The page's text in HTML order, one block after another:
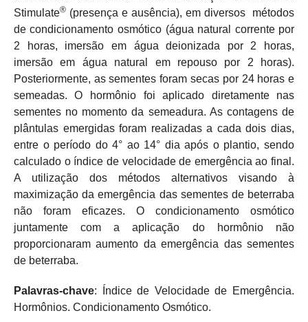
Stimulate®(presença e ausência), em diversos métodos
de condicionamento osmótico (água natural corrente por
2 horas, imersão em água deionizada por 2 horas,
imersão em água natural em repouso por 2 horas).
Posteriormente, as sementes foram secas por 24 horas e
semeadas. O hormônio foi aplicado diretamente nas
sementes no momento da semeadura. As contagens de
plântulas emergidas foram realizadas a cada dois dias,
entre o período do 4° ao 14° dia após o plantio, sendo
calculado o índice de velocidade de emergência ao final.
A utilização dos métodos alternativos visando à
maximização da emergência das sementes de beterraba
não foram eficazes. O condicionamento osmótico
juntamente com a aplicação do hormônio não
proporcionaram aumento da emergência das sementes
de beterraba.
Palavras-chave: Índice de Velocidade de Emergência.
Hormônios. Condicionamento Osmótico.